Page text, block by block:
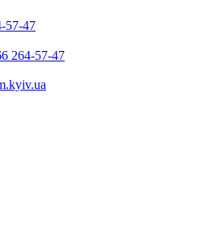
57-47
264-57-47